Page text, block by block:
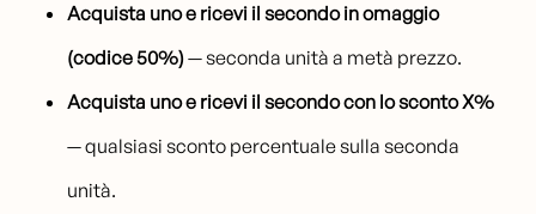
Acquista uno e ricevi il secondo in omaggio
(codice 50%)— seconda unità a metà prezzo.
Acquista uno e ricevi il secondo con lo sconto X%
— qualsiasi sconto percentuale sulla seconda
unità.